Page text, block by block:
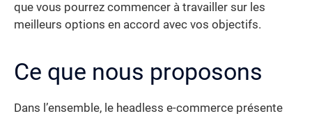
que vous pourrez commencer à travailler sur les
meilleurs options en accord avec vos objectifs.
Ce que nous proposons
Dans l’ensemble, le headless e-commerce présente